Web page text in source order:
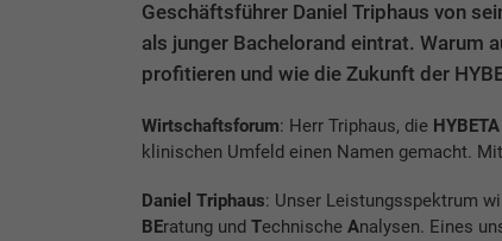
Geschäftsführer Daniel Triphaus von
als junger Bachelorand eintrat. Warum
profitieren und wie die Zukunft der
Wirtschaftsforum: Herr Triphaus, die HYBETA
klinischen Umfeld einen Namen gemacht.
Daniel Triphaus: Unser Leistungsspektrum
BEratung und TechnischeAnalysen. Eines